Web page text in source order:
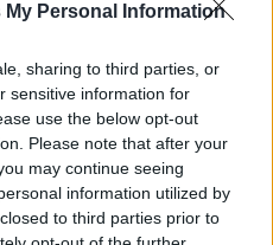
My Personal Information
sharing to third parties, or
sensitive information for
use the below opt-out
Please note that after your
may continue seeing
information utilized by
to third parties prior to